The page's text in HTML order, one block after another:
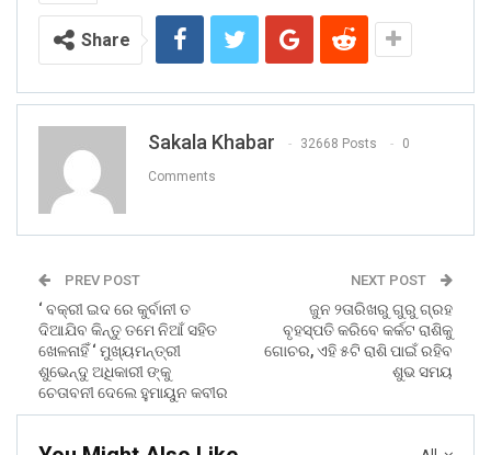
Share
Sakala Khabar 32668 Posts 0
Comments
PREV POST
‘ ବକ୍ରୀ ଇଦ ରେ କୁର୍ବାନୀ ତ
ଦିଆଯିବ କିନ୍ତୁ ତମେ ନିଆଁ ସହିତ
ଖେଳନାହିଁ ‘ ମୁଖ୍ୟମନ୍ତ୍ରୀ
ଶୁଭେନ୍ଦୁ ଅଧିକାରୀ ଙ୍କୁ
ଚେତାବନୀ ଦେଲେ ହୁମାୟୁନ କବୀର
NEXT POST
ଜୁନ ୨ତାରିଖରୁ ଗୁରୁ ଗ୍ରହ
ବୃହସ୍ପତି କରିବେ କର୍କଟ ରାଶିକୁ
ଗୋଚର, ଏହି ୫ଟି ରାଶି ପାଇଁ ରହିବ
ଶୁଭ ସମୟ